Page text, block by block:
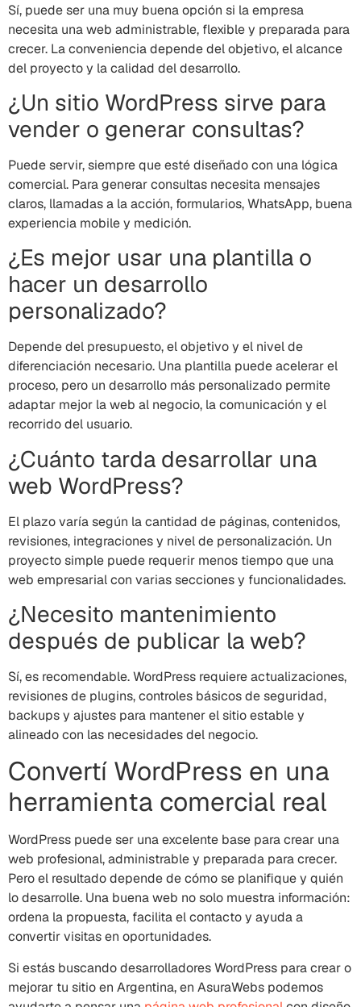
Sí, puede ser una muy buena opción si la empresa
necesita una web administrable, flexible y preparada para
crecer. La conveniencia depende del objetivo, el alcance
del proyecto y la calidad del desarrollo.
¿Un sitio WordPress sirve para
vender o generar consultas?
Puede servir, siempre que esté diseñado con una lógica
comercial. Para generar consultas necesita mensajes
claros, llamadas a la acción, formularios, WhatsApp, buena
experiencia mobile y medición.
¿Es mejor usar una plantilla o
hacer un desarrollo
personalizado?
Depende del presupuesto, el objetivo y el nivel de
diferenciación necesario. Una plantilla puede acelerar el
proceso, pero un desarrollo más personalizado permite
adaptar mejor la web al negocio, la comunicación y el
recorrido del usuario.
¿Cuánto tarda desarrollar una
web WordPress?
El plazo varía según la cantidad de páginas, contenidos,
revisiones, integraciones y nivel de personalización. Un
proyecto simple puede requerir menos tiempo que una
web empresarial con varias secciones y funcionalidades.
¿Necesito mantenimiento
después de publicar la web?
Sí, es recomendable. WordPress requiere actualizaciones,
revisiones de plugins, controles básicos de seguridad,
backups y ajustes para mantener el sitio estable y
alineado con las necesidades del negocio.
Convertí WordPress en una
herramienta comercial real
WordPress puede ser una excelente base para crear una
web profesional, administrable y preparada para crecer.
Pero el resultado depende de cómo se planifique y quién
lo desarrolle. Una buena web no solo muestra información:
ordena la propuesta, facilita el contacto y ayuda a
convertir visitas en oportunidades.
Si estás buscando desarrolladores WordPress para crear o
mejorar tu sitio en Argentina, en AsuraWebs podemos